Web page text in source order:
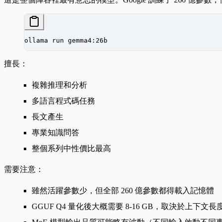
ollama run gemma4:26b
擅長：
複雜推理和分析
多語言程式碼任務
長文產生
專業知識問答
整個系列中性價比最高
需要注意：
雖然活躍參數少，但全部 260 億參數都得載入記憶體
GGUF Q4 量化後大概需要 8-16 GB，取決於上下文長